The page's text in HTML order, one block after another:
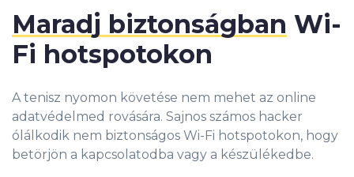
Maradj biztonságban Wi-
Fi hotspotokon
A tenisz nyomon követése nem mehet az online
adatvédelmed rovására. Sajnos számos hacker
ólálkodik nem biztonságos Wi-Fi hotspotokon, hogy
betörjön a kapcsolatodba vagy a készülékedbe.